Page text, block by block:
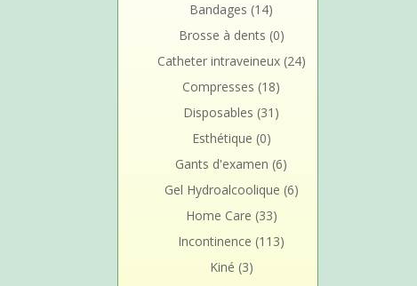
Bandages (14)
Brosse à dents (0)
Catheter intraveineux (24)
Compresses (18)
Disposables (31)
Esthétique (0)
Gants d'examen (6)
Gel Hydroalcoolique (6)
Home Care (33)
Incontinence (113)
Kiné (3)